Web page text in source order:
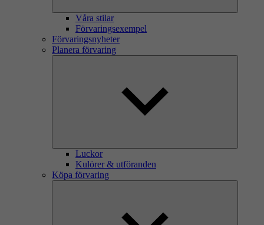
Våra stilar
Förvaringsexempel
Förvaringsnyheter
Planera förvaring
Luckor
Kulörer & utföranden
Köpa förvaring